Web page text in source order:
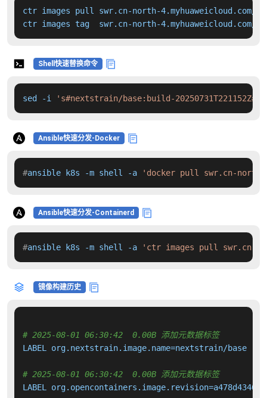
ctr images pull swr.cn-north-4.myhuaweicloud.com/
ctr images tag  swr.cn-north-4.myhuaweicloud.com/
Shell快速替换命令
sed -i 's#nextstrain/base:build-
Ansible快速分发-Docker
#ansible k8s -m shell -a 'docker pull swr.cn-north-
Ansible快速分发-Containerd
#ansible k8s -m shell -a 'ctr images pull swr.cn-
镜像构建历史
# 2025-08-01 06:30:42  0.00B 添加元数据标签
LABEL org.nextstrain.image.name=nextstrain/base
# 2025-08-01 06:30:42  0.00B 添加元数据标签
LABEL